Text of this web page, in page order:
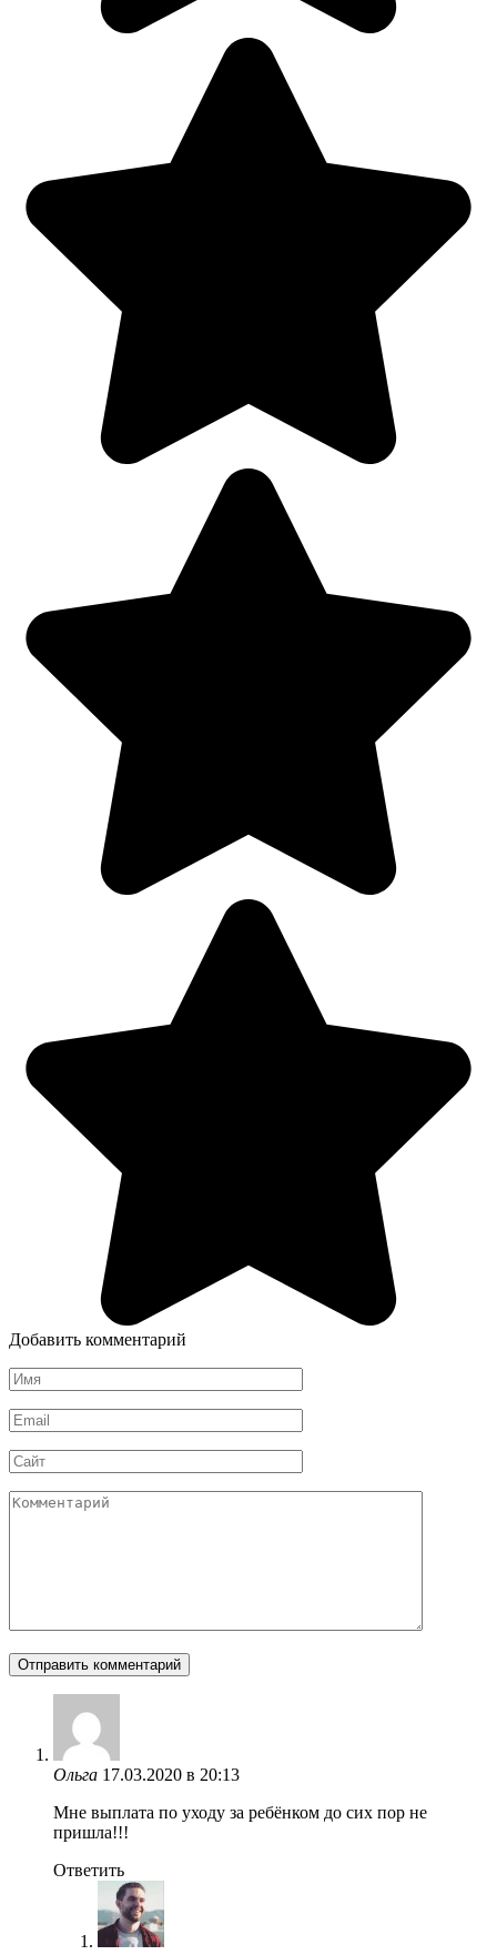
Добавить комментарий
Имя
*
Email
*
Сайт
Комментарий
Ольга 17.03.2020 в 20:13
Мне выплата по уходу за ребёнком до сих пор не
пришла!!!
Ответить